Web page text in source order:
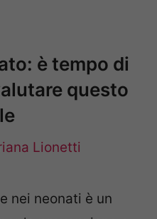
è tempo di
questo
Lionetti
nei neonati è un